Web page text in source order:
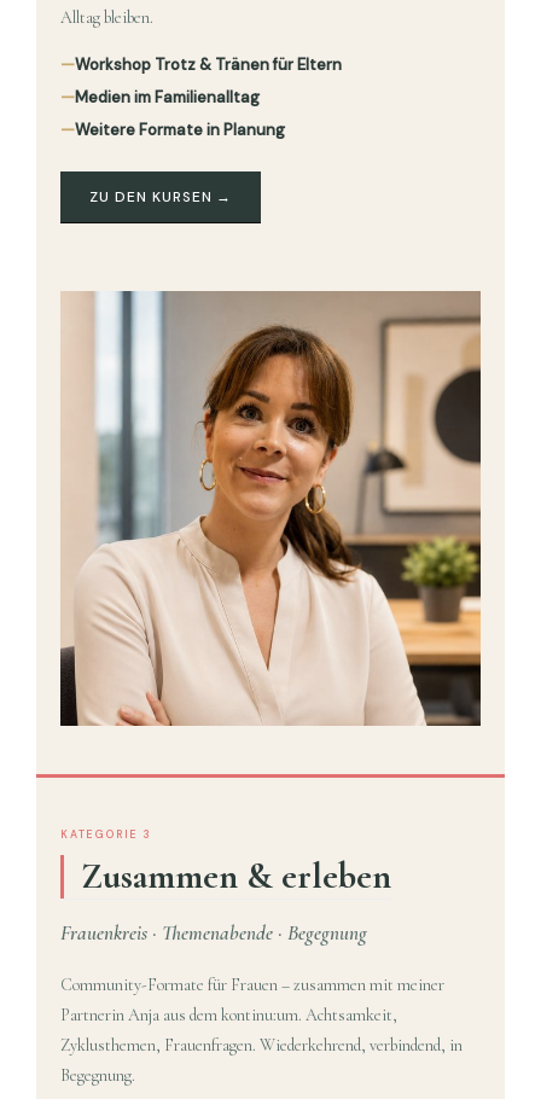
Alltag bleiben.
—Workshop Trotz & Tränen für Eltern
—Medien im Familienalltag
—Weitere Formate in Planung
ZU DEN KURSEN →
KATEGORIE 3
Zusammen & erleben
Frauenkreis · Themenabende · Begegnung
Community-Formate für Frauen – zusammen mit meiner
Partnerin Anja aus dem kontinu:um. Achtsamkeit,
Zyklusthemen, Frauenfragen. Wiederkehrend, verbindend, in
Begegnung.